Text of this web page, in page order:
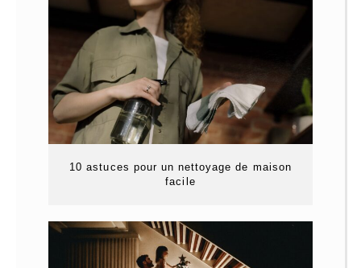
10 astuces pour un nettoyage de maison
facile